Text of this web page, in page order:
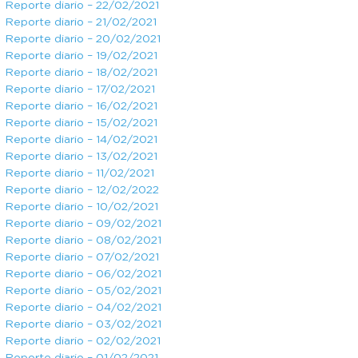
Reporte diario – 22/02/2021
Reporte diario – 21/02/2021
Reporte diario – 20/02/2021
Reporte diario – 19/02/2021
Reporte diario – 18/02/2021
Reporte diario – 17/02/2021
Reporte diario – 16/02/2021
Reporte diario – 15/02/2021
Reporte diario – 14/02/2021
Reporte diario – 13/02/2021
Reporte diario – 11/02/2021
Reporte diario – 12/02/2022
Reporte diario – 10/02/2021
Reporte diario – 09/02/2021
Reporte diario – 08/02/2021
Reporte diario – 07/02/2021
Reporte diario – 06/02/2021
Reporte diario – 05/02/2021
Reporte diario – 04/02/2021
Reporte diario – 03/02/2021
Reporte diario – 02/02/2021